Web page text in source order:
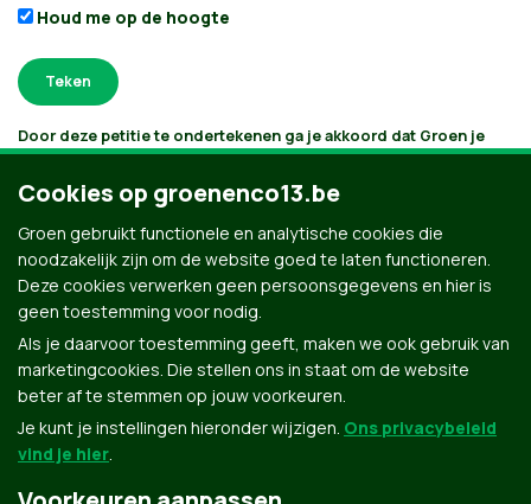
Houd me op de hoogte
Door deze petitie te ondertekenen ga je akkoord dat Groen je
gegevens verwerkt en bijhoudt volgenshaar privacybeleid. Als je
aanvinkt dat je e-mails wilt ontvangen, houden we je op de
hoogte volgens je interesses. Je kan je gegevens opvragen,
laten verbeteren of laten verwijderen.
Cookies op groenenco13.be
Groen gebruikt functionele en analytische cookies die
noodzakelijk zijn om de website goed te laten functioneren.
Deze cookies verwerken geen persoonsgegevens en hier is
geen toestemming voor nodig.
Als je daarvoor toestemming geeft, maken we ook gebruik van
marketingcookies. Die stellen ons in staat om de website
beter af te stemmen op jouw voorkeuren.
Je kunt je instellingen hieronder wijzigen. Ons privacybeleid
vind je hier.